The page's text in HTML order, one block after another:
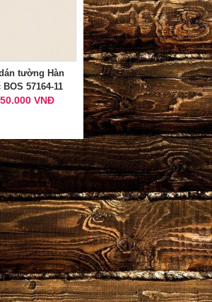
tường Hàn
BOS 57164-11
VNĐ